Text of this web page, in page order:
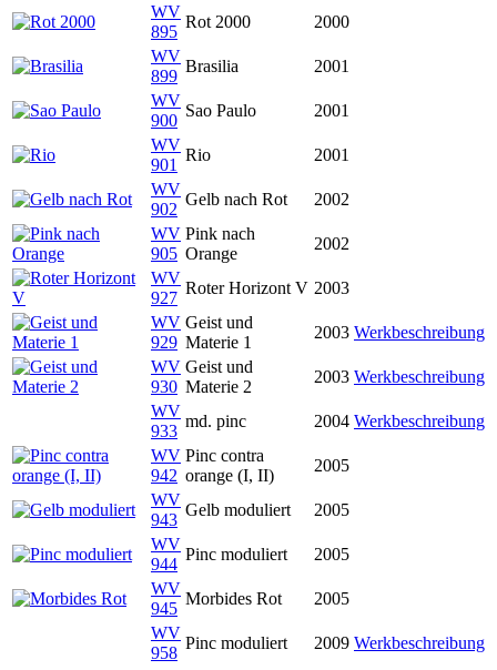
WV
895
Rot 2000
2000
WV
899
Brasilia
2001
WV
900
Sao Paulo
2001
WV
901
Rio
2001
WV
902
Gelb nach Rot
2002
WV
905
Pink nach
Orange
2002
WV
927
Roter Horizont V 2003
WV
929
Geist und
Materie 1
2003 Werkbeschreibung
WV
930
Geist und
Materie 2
2003 Werkbeschreibung
WV
933
md. pinc 2004 Werkbeschreibung
WV
942
Pinc contra
orange (I, II)
2005
WV
943
Gelb moduliert
2005
WV
944
Pinc moduliert
2005
WV
945
Morbides Rot
2005
WV
958
Pinc moduliert 2009 Werkbeschreibung